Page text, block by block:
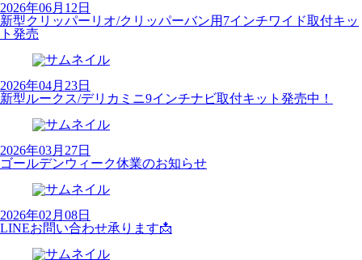
2026年06月12日
新型クリッパーリオ/クリッパーバン用7インチワイド取付キッ
ト発売
2026年04月23日
新型ルークス/デリカミニ9インチナビ取付キット発売中！
2026年03月27日
ゴールデンウィーク休業のお知らせ
2026年02月08日
LINEお問い合わせ承ります📩